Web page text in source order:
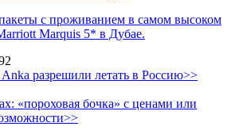
с проживанием в самом высоком
Marquis 5* в Дубае.
разрешили летать в Россию>>
«пороховая бочка» с ценами или